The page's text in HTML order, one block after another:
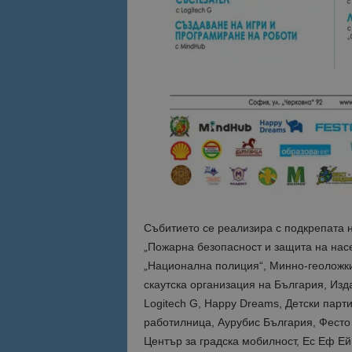
Събитието се реализира с подкрепата
„Пожарна безопасност и защита на
„Национална полиция“, Минно-
скаутска организация на България,
Logitech G, Happy Dreams, Детски
работилница, Аурубис България,
Център за градска мобилност, Ес Еф
Име
is_unique
_ga_B09EBBY8PY
_ga
Име